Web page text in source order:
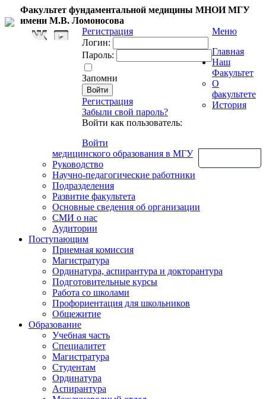
Факультет фундаментальной медицины МНОИ МГУ
имени М.В. Ломоносова
Регистрация
Логин:
Пароль:
Запомни
Регистрация
Забыли свой пароль?
Войти как пользователь:
Войти
Меню
Главная
Наш
Факультет
О
факультете
История
медицинского образования в МГУ
Руководство
Научно-педагогические работники
Подразделения
Развитие факультета
Основные сведения об организации
СМИ о нас
Аудитории
Поступающим
Приемная комиссия
Магистратура
Ординатура, аспирантура и докторантура
Подготовительные курсы
Работа со школами
Профориентация для школьников
Общежитие
Образование
Учебная часть
Специалитет
Магистратура
Студентам
Ординатура
Аспирантура